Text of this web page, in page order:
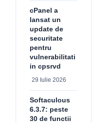
cPanel a
lansat un
update de
securitate
pentru
vulnerabilitati
in cpsrvd
29 Iulie 2026
Softaculous
6.3.7: peste
30 de functii